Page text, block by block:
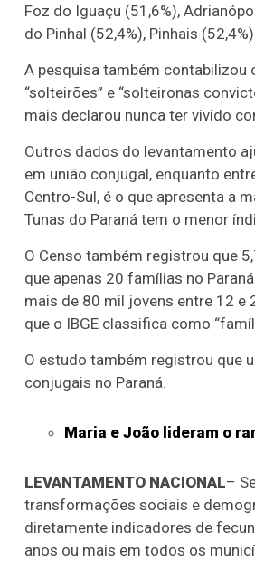
Foz do Iguaçu (51,6%),
do Pinhal (52,4%), Pinhais
A pesquisa também contabilizou
“solteirões” e “solteironas
mais declarou nunca ter vivido
Outros dados do levantamento
em união conjugal, enquanto
Centro-Sul, é o que apresenta a
Tunas do Paraná tem o menor
O Censo também registrou que
que apenas 20 famílias no
mais de 80 mil jovens entre 12 e
que o IBGE classifica como
O estudo também registrou que
conjugais no Paraná.
Maria e João lideram o
LEVANTAMENTO NACIONAL–
transformações sociais e
diretamente indicadores de
anos ou mais em todos os